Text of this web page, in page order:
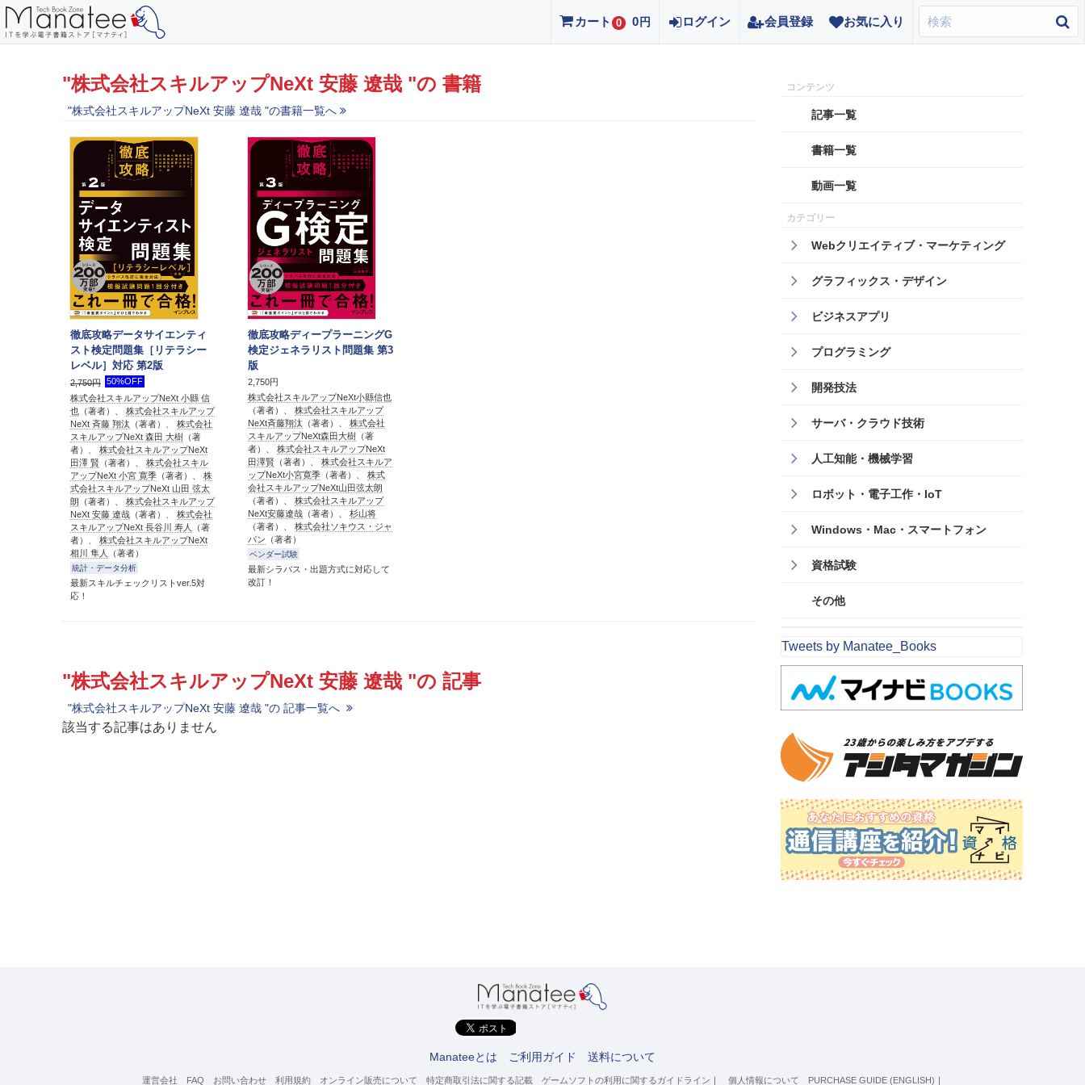
カート 0 0 円 ログイン 会員登録 お気に入り
"株式会社スキルアップNeXt 安藤 遼哉 "の 書籍
"株式会社スキルアップNeXt 安藤 遼哉 "の書籍一覧へ
徹底攻略データサイエンティ
スト検定問題集［リテラシー
レベル］対応 第2版
2,750円 50%OFF
株式会社スキルアップNeXt 小縣 信
也 （著者）、 株式会社スキルアップ
NeXt 斉藤 翔汰 （著者）、 株式会社
スキルアップNeXt 森田 大樹 （著
者）、 株式会社スキルアップNeXt
田澤 賢 （著者）、 株式会社スキル
アップNeXt 小宮 寛季 （著者）、 株
式会社スキルアップNeXt 山田 弦太
朗 （著者）、 株式会社スキルアップ
NeXt 安藤 遼哉 （著者）、 株式会社
スキルアップNeXt 長谷川 寿人
（著
者）、 株式会社スキルアップNeXt
相川 隼人
（著者）
統計・データ分析
最新スキルチェックリストver.5対
応！
徹底攻略ディープラーニングG
検定ジェネラリスト問題集 第3
版
2,750円
株式会社スキルアップNeXt小縣信也
（著者）、 株式会社スキルアップ
NeXt斉藤翔汰 （著者）、 株式会社
スキルアップNeXt森田大樹 （著
者）、 株式会社スキルアップNeXt
田澤賢 （著者）、 株式会社スキルア
ップNeXt小宮寛季 （著者）、 株式
会社スキルアップNeXt山田弦太朗
（著者）、 株式会社スキルアップ
NeXt安藤遼哉 （著者）、 杉山将
（著者）、 株式会社ソキウス・ジャ
パン （著者）
ベンダー試験
最新シラバス・出題方式に対応して
改訂！
"株式会社スキルアップNeXt 安藤 遼哉 "の 記事
"株式会社スキルアップNeXt 安藤 遼哉 "の 記事一覧へ
該当する記事はありません
記事一覧
書籍一覧
動画一覧
Webクリエイティブ・マーケティング
グラフィックス・デザイン
ビジネスアプリ
プログラミング
開発技法
サーバ・クラウド技術
人工知能・機械学習
ロボット・電子工作・IoT
Windows・Mac・スマートフォン
資格試験
その他
Tweets by Manatee_Books
Manateeとは ご利用ガイド 送料について
運営会社 FAQ お問い合わせ 利用規約 オンライン販売について 特定商取引法に関する記載 ゲームソフトの利用に関するガイドライン ｜ 個人情報について PURCHASE GUIDE (ENGLISH) ｜